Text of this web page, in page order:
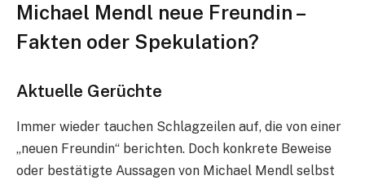
Michael Mendl neue Freundin –
Fakten oder Spekulation?
Aktuelle Gerüchte
Immer wieder tauchen Schlagzeilen auf, die von einer
„neuen Freundin“ berichten. Doch konkrete Beweise
oder bestätigte Aussagen von Michael Mendl selbst